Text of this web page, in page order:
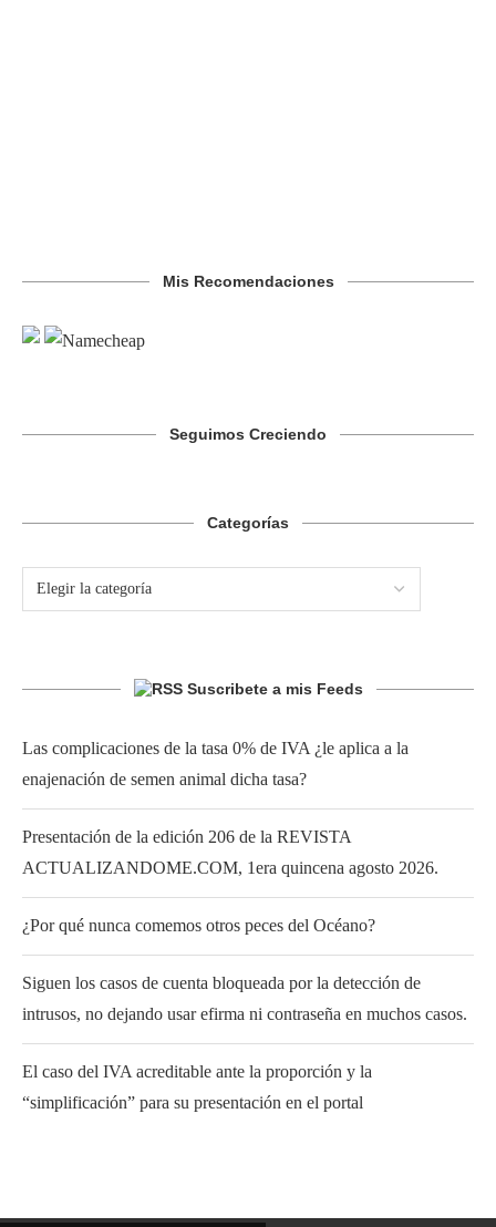
Mis Recomendaciones
Seguimos Creciendo
Categorías
Suscribete a mis Feeds
Las complicaciones de la tasa 0% de IVA ¿le aplica a la
enajenación de semen animal dicha tasa?
Presentación de la edición 206 de la REVISTA
ACTUALIZANDOME.COM, 1era quincena agosto 2026.
¿Por qué nunca comemos otros peces del Océano?
Siguen los casos de cuenta bloqueada por la detección de
intrusos, no dejando usar efirma ni contraseña en muchos casos.
El caso del IVA acreditable ante la proporción y la
“simplificación” para su presentación en el portal